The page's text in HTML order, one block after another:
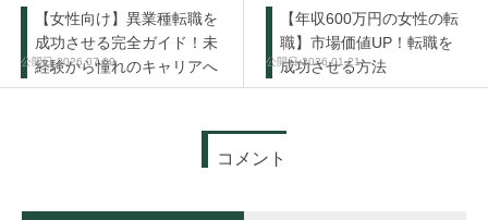
【女性向け】異業種転職を
成功させる完全ガイド！未
経験から憧れのキャリアへ
2026.07.09
【年収600万円の女性の転
職】市場価値UP！転職を
成功させる方法
2026.01.21
コメント